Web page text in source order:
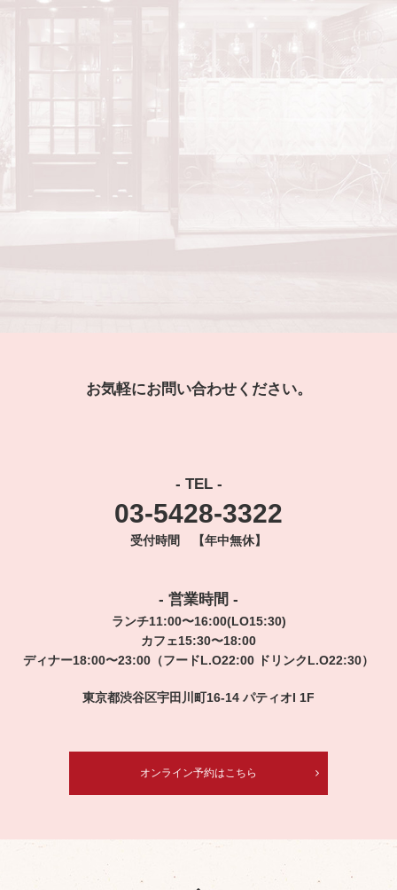
お気軽にお問い合わせください。
- TEL -
03-5428-3322
受付時間 【年中無休】
- 営業時間 -
ランチ11:00〜16:00(LO15:30)
カフェ15:30〜18:00
ディナー18:00〜23:00（フードL.O22:00 ドリンクL.O22:30）
東京都渋谷区宇田川町16-14 パティオI 1F
オンライン予約はこちら